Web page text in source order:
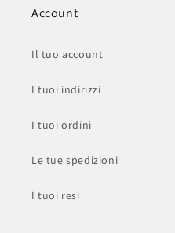
Account
Il tuo account
I tuoi indirizzi
I tuoi ordini
Le tue spedizioni
I tuoi resi